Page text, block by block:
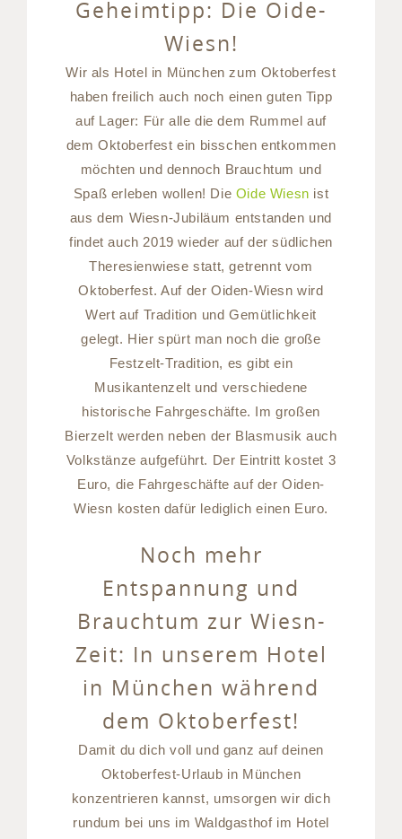
Geheimtipp: Die Oide-
Wiesn!
Wir als Hotel in München zum Oktoberfest
haben freilich auch noch einen guten Tipp
auf Lager: Für alle die dem Rummel auf
dem Oktoberfest ein bisschen entkommen
möchten und dennoch Brauchtum und
Spaß erleben wollen! Die Oide Wiesn ist
aus dem Wiesn-Jubiläum entstanden und
findet auch 2019 wieder auf der südlichen
Theresienwiese statt, getrennt vom
Oktoberfest. Auf der Oiden-Wiesn wird
Wert auf Tradition und Gemütlichkeit
gelegt. Hier spürt man noch die große
Festzelt-Tradition, es gibt ein
Musikantenzelt und verschiedene
historische Fahrgeschäfte. Im großen
Bierzelt werden neben der Blasmusik auch
Volkstänze aufgeführt. Der Eintritt kostet 3
Euro, die Fahrgeschäfte auf der Oiden-
Wiesn kosten dafür lediglich einen Euro.
Noch mehr
Entspannung und
Brauchtum zur Wiesn-
Zeit: In unserem Hotel
in München während
dem Oktoberfest!
Damit du dich voll und ganz auf deinen
Oktoberfest-Urlaub in München
konzentrieren kannst, umsorgen wir dich
rundum bei uns im Waldgasthof im Hotel